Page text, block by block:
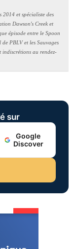
2014 et spécialiste des
Dawson's Creek et
épisode entre le Spoon
PBLV et les Sauvages
au rendez-
sur
Google
Discover